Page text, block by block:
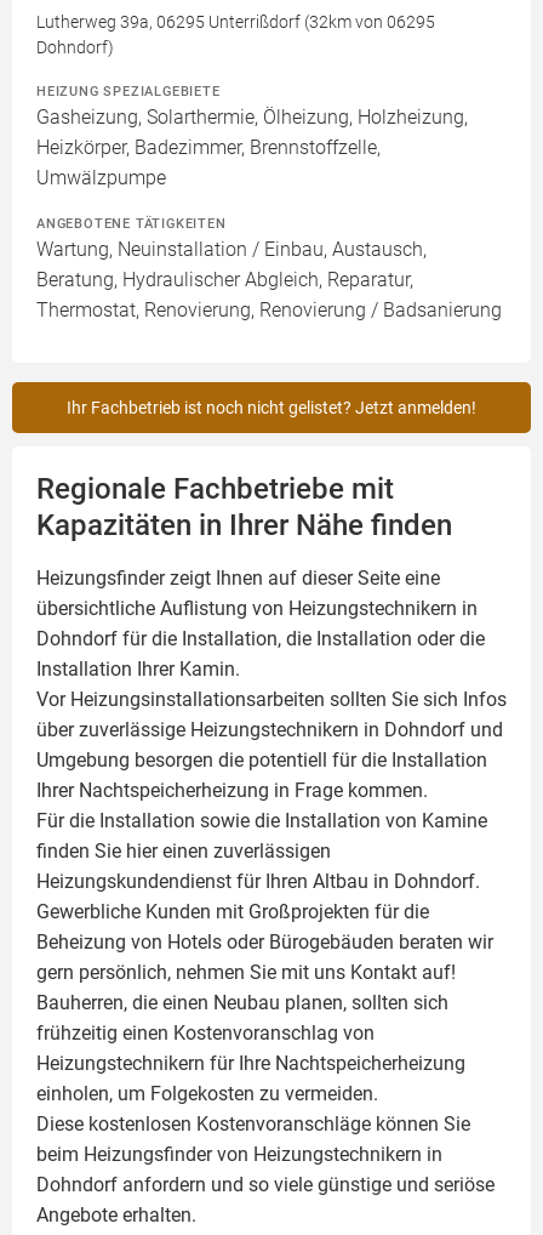
Lutherweg 39a, 06295 Unterrißdorf (32km von 06295
Dohndorf)
HEIZUNG SPEZIALGEBIETE
Gasheizung, Solarthermie, Ölheizung, Holzheizung,
Heizkörper, Badezimmer, Brennstoffzelle,
Umwälzpumpe
ANGEBOTENE TÄTIGKEITEN
Wartung, Neuinstallation / Einbau, Austausch,
Beratung, Hydraulischer Abgleich, Reparatur,
Thermostat, Renovierung, Renovierung / Badsanierung
Ihr Fachbetrieb ist noch nicht gelistet? Jetzt anmelden!
Regionale Fachbetriebe mit
Kapazitäten in Ihrer Nähe finden
Heizungsfinder zeigt Ihnen auf dieser Seite eine
übersichtliche Auflistung von Heizungstechnikern in
Dohndorf für die Installation, die Installation oder die
Installation Ihrer Kamin.
Vor Heizungsinstallationsarbeiten sollten Sie sich Infos
über zuverlässige Heizungstechnikern in Dohndorf und
Umgebung besorgen die potentiell für die Installation
Ihrer Nachtspeicherheizung in Frage kommen.
Für die Installation sowie die Installation von Kamine
finden Sie hier einen zuverlässigen
Heizungskundendienst für Ihren Altbau in Dohndorf.
Gewerbliche Kunden mit Großprojekten für die
Beheizung von Hotels oder Bürogebäuden beraten wir
gern persönlich, nehmen Sie mit uns Kontakt auf!
Bauherren, die einen Neubau planen, sollten sich
frühzeitig einen Kostenvoranschlag von
Heizungstechnikern für Ihre Nachtspeicherheizung
einholen, um Folgekosten zu vermeiden.
Diese kostenlosen Kostenvoranschläge können Sie
beim Heizungsfinder von Heizungstechnikern in
Dohndorf anfordern und so viele günstige und seriöse
Angebote erhalten.